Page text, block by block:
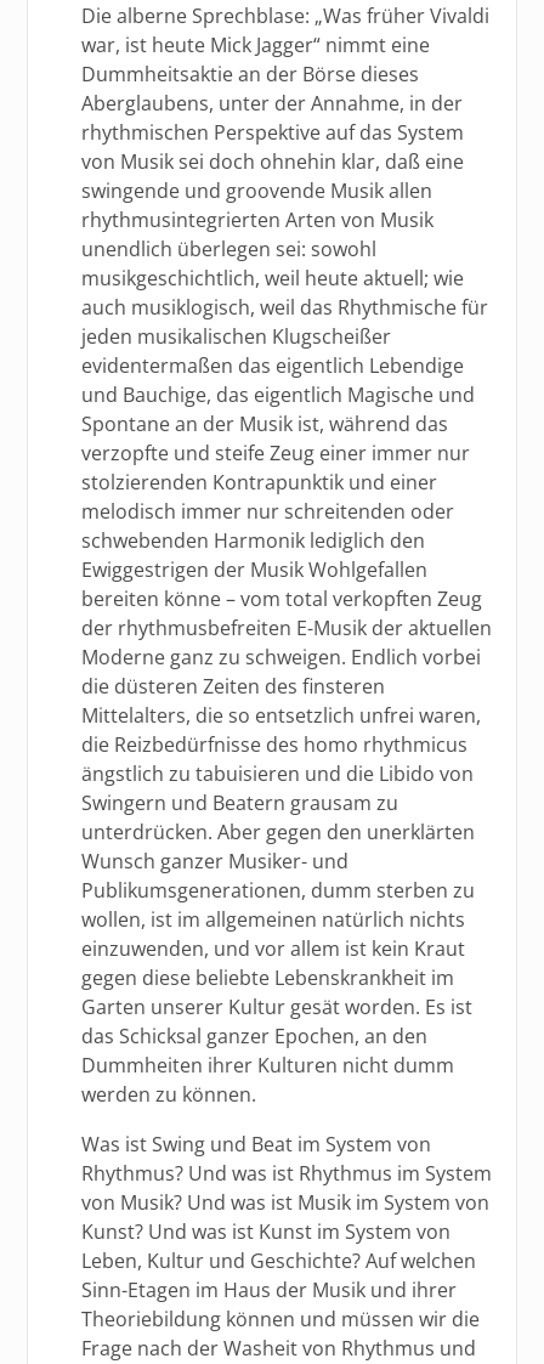
Die alberne Sprechblase: „Was früher Vivaldi
war, ist heute Mick Jagger“ nimmt eine
Dummheitsaktie an der Börse dieses
Aberglaubens, unter der Annahme, in der
rhythmischen Perspektive auf das System
von Musik sei doch ohnehin klar, daß eine
swingende und groovende Musik allen
rhythmusintegrierten Arten von Musik
unendlich überlegen sei: sowohl
musikgeschichtlich, weil heute aktuell; wie
auch musiklogisch, weil das Rhythmische für
jeden musikalischen Klugscheißer
evidentermaßen das eigentlich Lebendige
und Bauchige, das eigentlich Magische und
Spontane an der Musik ist, während das
verzopfte und steife Zeug einer immer nur
stolzierenden Kontrapunktik und einer
melodisch immer nur schreitenden oder
schwebenden Harmonik lediglich den
Ewiggestrigen der Musik Wohlgefallen
bereiten könne – vom total verkopften Zeug
der rhythmusbefreiten E-Musik der aktuellen
Moderne ganz zu schweigen. Endlich vorbei
die düsteren Zeiten des finsteren
Mittelalters, die so entsetzlich unfrei waren,
die Reizbedürfnisse des homo rhythmicus
ängstlich zu tabuisieren und die Libido von
Swingern und Beatern grausam zu
unterdrücken. Aber gegen den unerklärten
Wunsch ganzer Musiker- und
Publikumsgenerationen, dumm sterben zu
wollen, ist im allgemeinen natürlich nichts
einzuwenden, und vor allem ist kein Kraut
gegen diese beliebte Lebenskrankheit im
Garten unserer Kultur gesät worden. Es ist
das Schicksal ganzer Epochen, an den
Dummheiten ihrer Kulturen nicht dumm
werden zu können.
Was ist Swing und Beat im System von
Rhythmus? Und was ist Rhythmus im System
von Musik? Und was ist Musik im System von
Kunst? Und was ist Kunst im System von
Leben, Kultur und Geschichte? Auf welchen
Sinn-Etagen im Haus der Musik und ihrer
Theoriebildung können und müssen wir die
Frage nach der Washeit von Rhythmus und